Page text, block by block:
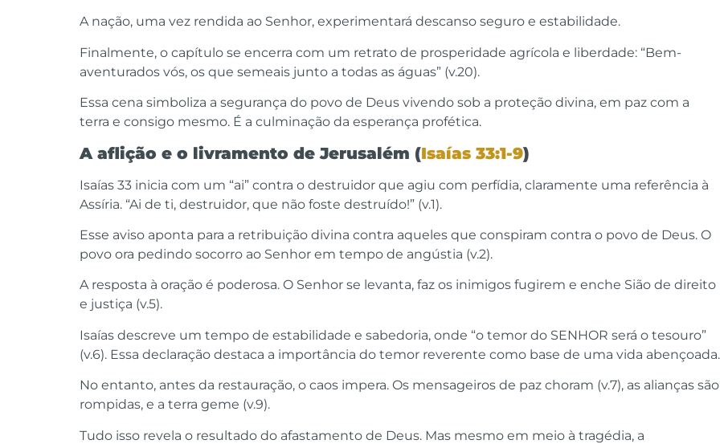
A nação, uma vez rendida ao Senhor, experimentará descanso seguro e estabilidade.
Finalmente, o capítulo se encerra com um retrato de prosperidade agrícola e liberdade: “Bem-
aventurados vós, os que semeais junto a todas as águas” (v.20).
Essa cena simboliza a segurança do povo de Deus vivendo sob a proteção divina, em paz com a
terra e consigo mesmo. É a culminação da esperança profética.
A aflição e o livramento de Jerusalém (Isaías 33:1-9)
Isaías 33 inicia com um “ai” contra o destruidor que agiu com perfídia, claramente uma referência à
Assíria. “Ai de ti, destruidor, que não foste destruído!” (v.1).
Esse aviso aponta para a retribuição divina contra aqueles que conspiram contra o povo de Deus. O
povo ora pedindo socorro ao Senhor em tempo de angústia (v.2).
A resposta à oração é poderosa. O Senhor se levanta, faz os inimigos fugirem e enche Sião de direito
e justiça (v.5).
Isaías descreve um tempo de estabilidade e sabedoria, onde “o temor do SENHOR será o tesouro”
(v.6). Essa declaração destaca a importância do temor reverente como base de uma vida abençoada.
No entanto, antes da restauração, o caos impera. Os mensageiros de paz choram (v.7), as alianças são
rompidas, e a terra geme (v.9).
Tudo isso revela o resultado do afastamento de Deus. Mas mesmo em meio à tragédia, a